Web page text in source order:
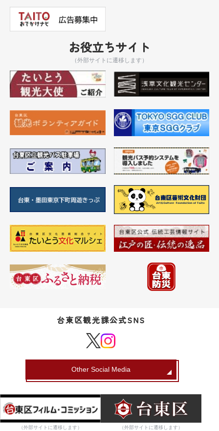
お役立ちサイト
（外部サイトに遷移します）
台東区観光課公式SNS
Other Social Media
（外部サイトに遷移します） （外部サイトに遷移します）